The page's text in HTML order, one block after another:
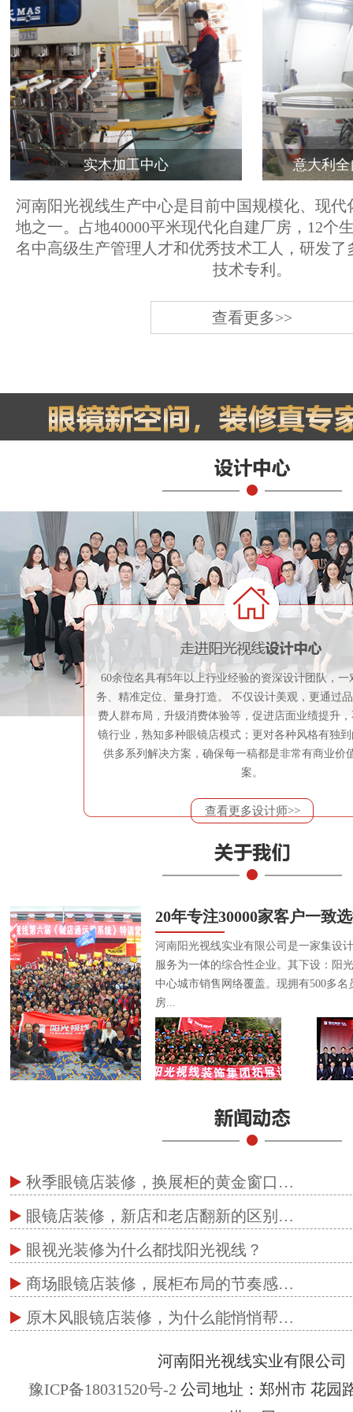
实木加工中心 意大利
河南阳光视线生产中心是目前中国规模化、现代
地之一。占地40000平米现代化自建厂房，12个
名中高级生产管理人才和优秀技术工人，研发了
技术专利。
查看更多>>
60余位名具有5年以上行业经验的资深设计团队，一
务、精准定位、量身打造。 不仅设计美观，更通过
费人群布局，升级消费体验等，促进店面业绩提升
镜行业，熟知多种眼镜店模式；更对各种风格有独
供多系列解决方案，确保每一稿都是非常有商业价
案。
查看更多设计师>>
20年专注30000家客户一致
河南阳光视线实业有限公司是一家集设
服务为一体的综合性企业。其下设：阳
中心城市销售网络覆盖。现拥有500多
房...
秋季眼镜店装修，换展柜的黄金窗口…
眼镜店装修，新店和老店翻新的区别…
眼视光装修为什么都找阳光视线？
商场眼镜店装修，展柜布局的节奏感…
原木风眼镜店装修，为什么能悄悄帮…
河南阳光视线实业有限公司
豫ICP备18031520号-2 公司地址：郑州市 花园